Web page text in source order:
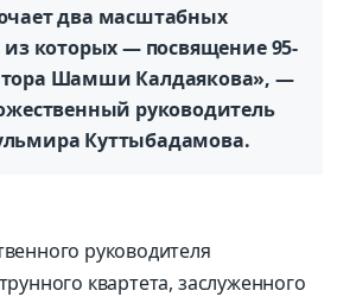
два масштабных
которых — посвящение 95-
Шамши Калдаякова», —
руководитель
Куттыбадамова.
руководителя
квартета, заслуженного